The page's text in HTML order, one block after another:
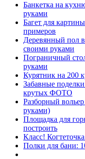
Банкетка на
руками
Багет для
примеров
Деревянный пол
своими руками
Пограничный
руками
Курятник на 200
Забавные
крутых ФОТО
Разборный
руками)
Площадка для
построить
Класс!
Полки для бани: